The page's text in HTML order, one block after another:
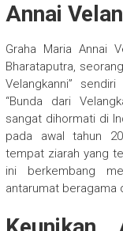
Annai
Graha Maria Annai
Bharataputra,
Velangkanni”
“Bunda dari
sangat dihormati di
pada awal tahun
tempat ziarah yang
ini berkembang
antarumat beragama